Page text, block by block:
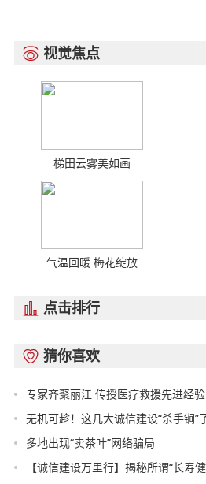
 视觉焦点
梯田云雾美如画
气温回暖 梅花绽放
 点击排行
 猜你喜欢
专家齐聚丽江 传授医疗救援先进经验
无机可趁！这几大诚信建设“杀手锏”
多地出现“卖茶叶”网络骗局
【诚信建设万里行】揭秘所谓“长寿